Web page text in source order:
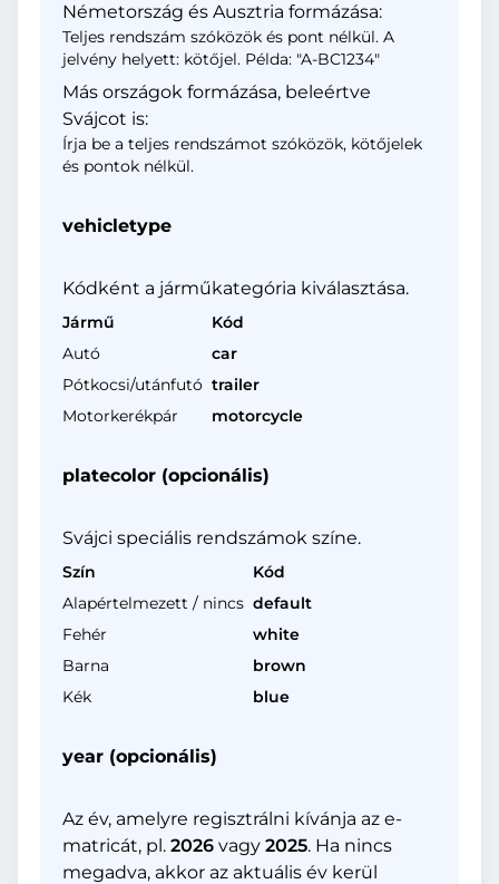
Németország és Ausztria formázása:
Teljes rendszám szóközök és pont nélkül. A
jelvény helyett: kötőjel. Példa: "A-BC1234"
Más országok formázása, beleértve
Svájcot is:
Írja be a teljes rendszámot szóközök, kötőjelek
és pontok nélkül.
vehicletype
Kódként a járműkategória kiválasztása.
Jármű
Kód
Autó
car
Pótkocsi/utánfutó trailer
Motorkerékpár
motorcycle
platecolor (opcionális)
Svájci speciális rendszámok színe.
Szín
Kód
Alapértelmezett / nincs default
Fehér
white
Barna
brown
Kék
blue
year (opcionális)
Az év, amelyre regisztrálni kívánja az e-
matricát, pl. 2026 vagy 2025. Ha nincs
megadva, akkor az aktuális év kerül